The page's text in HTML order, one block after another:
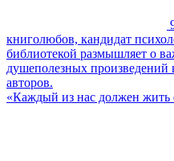
книголюбов, кандидат
библиотекой размышляет о
душеполезных произведений
авторов.
«Каждый из нас должен жить